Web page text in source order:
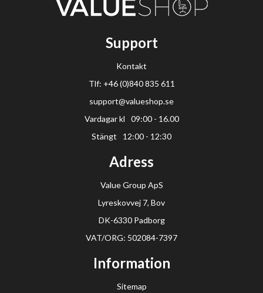
Support
Kontakt
Tlf: +46 (0)840 835 611
support@valueshop.se
Vardagar kl
09:00 - 16.00
Stängt
12:00 - 12:30
Adress
Value Group ApS
Lyreskovvej 7, Bov
DK-6330 Padborg
VAT/ORG: 502084-7397
Information
Sitemap